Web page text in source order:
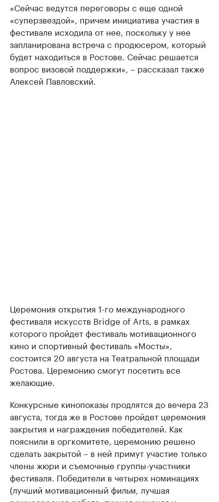
«Сейчас ведутся переговоры с еще одной
«суперзвездой», причем инициатива участия в
фестивале исходила от нее, поскольку у нее
запланирована встреча с продюсером, который
будет находиться в Ростове. Сейчас решается
вопрос визовой поддержки», – рассказал также
Алексей Павловский.
Церемония открытия 1-го международного
фестиваля искусств Bridge of Arts, в рамках
которого пройдет фестиваль мотивационного
кино и спортивный фестиваль «Мосты»,
состоится 20 августа на Театральной площади
Ростова. Церемонию смогут посетить все
желающие.
Конкурсные кинопоказы продлятся до вечера 23
августа, тогда же в Ростове пройдет церемония
закрытия и награждения победителей. Как
пояснили в оргкомитете, церемонию решено
сделать закрытой – в ней примут участие только
члены жюри и съемочные группы-участники
фестиваля. Победители в четырех номинациях
(лучший мотивационный фильм, лучшая